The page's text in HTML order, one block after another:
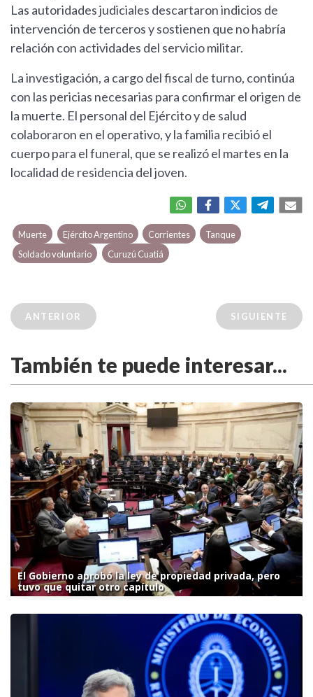
Las autoridades judiciales descartaron indicios de
intervención de terceros y sostienen que no habría
relación con actividades del servicio militar.
La investigación, a cargo del fiscal de turno, continúa
con las pericias necesarias para confirmar el origen de
la muerte. El personal del Ejército y de salud
colaboraron en el operativo, y la familia recibió el
cuerpo para el funeral, que se realizó el martes en la
localidad de residencia del joven.
Muerte Ejército Argentino Corrientes
Tanque
Soldado voluntario
Curuzú Cuatiá
ANTERIOR SIGUIENTE
También te puede interesar...
El Gobierno aprobó la ley de propiedad privada, pero
tuvo que quitar otro capítulo